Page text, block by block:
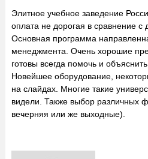
Элитное учебное заведение
оплата не дорогая в сравнение с
Основная программа
менеджмента. Очень хорошие
готовы всегда помочь и
Новейшее оборудование,
на слайдах. Многие такие
видели. Также выбор различных
вечерняя или же выходные).